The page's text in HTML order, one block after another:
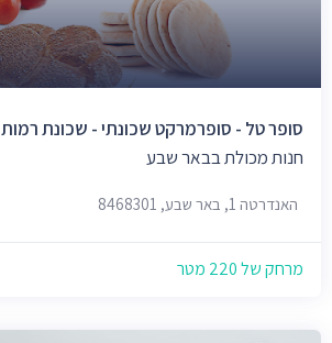
סופר טל - סופרמרקט שכונתי - שכונת רמות
חנות מכולת בבאר שבע
האנדרטה 1, באר שבע, 8468301
מרחק של 220 מטר